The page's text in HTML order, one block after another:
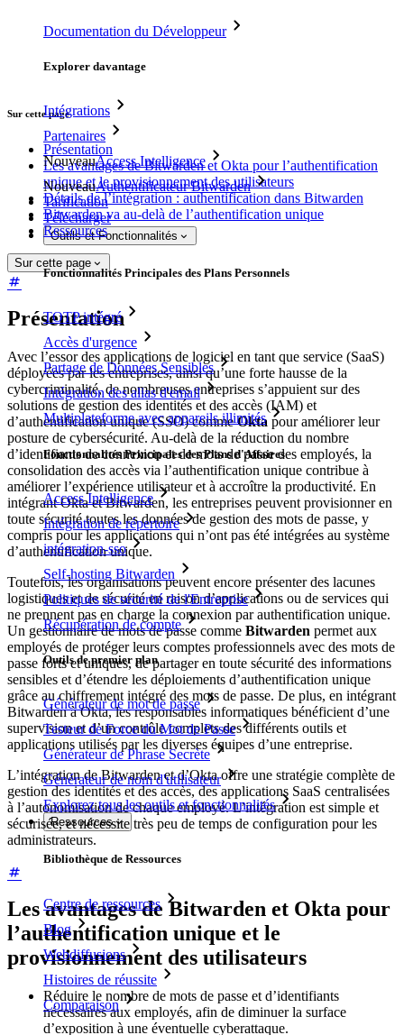
Documentation du Développeur
Explorer davantage
Intégrations
Partenaires
NouveauAccess Intelligence
NouveauAuthentificateur Bitwarden
Tarification
Télécharger
Outils et Fonctionnalités
Fonctionnalités Principales des Plans Personnels
TOTP intégré
Accès d'urgence
Partage de Données Sensibles
Intégration des alias d'email
Multiplateforme avec appareils illimités
Fonctionnalités Principales des Plans d'Affaires
Access Intelligence
Intégration de répertoire
intégration-sso
Self-hosting Bitwarden
Politiques de sécurité de l'Entreprise
Récupération de compte
Outils de premier plan
Générateur de mot de passe
Testeur de Force du Mot de Passe
Générateur de Phrase Secrète
Générateur de nom d'utilisateur
Explorez tous les outils et fonctionnalités
Ressources
Bibliothèque de Ressources
Centre de ressources
Blog
Webdiffusions
Histoires de réussite
Comparaison
Sur cette page
Présentation
Les avantages de Bitwarden et Okta pour l’authentification
unique et le provisionnement des utilisateurs
Détails de l’intégration : authentification dans Bitwarden
Bitwarden va au-delà de l’authentification unique
Ressources
Sur cette page
Présentation
Avec l’essor des applications de logiciel en tant que service (SaaS)
déployées par les entreprises, ainsi qu’une forte hausse de la
cybercriminalité, de nombreuses entreprises s’appuient sur des
solutions de gestion des identités et des accès (IAM) et
d’authentification unique (SSO) commeOkta pour améliorer leur
posture de cybersécurité. Au-delà de la réduction du nombre
d’identifiants de connexion et de mots de passe des employés, la
consolidation des accès via l’authentification unique contribue à
améliorer l’expérience utilisateur et à accroître la productivité. En
intégrant Okta et Bitwarden, les entreprises peuvent provisionner en
toute sécurité toutes les données de gestion des mots de passe, y
compris pour les applications qui n’ont pas été intégrées au système
d’authentification unique.
Toutefois, les organisations peuvent encore présenter des lacunes
logistiques et de sécurité en raison d’applications ou de services qui
ne prennent pas en charge la connexion par authentification unique.
Un gestionnaire de mots de passe comme Bitwarden permet aux
employés de protéger leurs comptes professionnels avec des mots de
passe forts et uniques, de partager en toute sécurité des informations
sensibles et d’étendre les déploiements d’authentification unique
grâce au chiffrement intégré des mots de passe. De plus, en intégrant
Bitwarden à Okta, les responsables informatiques bénéficient d’une
supervision et d’un contrôle complets des différents outils et
applications utilisés par les diverses équipes d’une entreprise.
L’intégration de Bitwarden et d’Okta offre une stratégie complète de
gestion des identités et des accès, des applications SaaS centralisées
à l’autonomisation de chaque employé. L’intégration est simple et
sécurisée, et nécessite très peu de temps de configuration pour les
administrateurs.
Les avantages de Bitwarden et Okta pour
l’authentification unique et le
provisionnement des utilisateurs
Réduire le nombre de mots de passe et d’identifiants
nécessaires aux employés, afin de diminuer la surface
d’exposition à une éventuelle cyberattaque.